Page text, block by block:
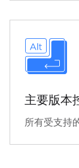
主要版本
所有受支持